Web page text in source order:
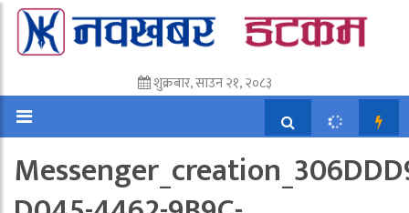
शुक्रबार, साउन २१, २०८३